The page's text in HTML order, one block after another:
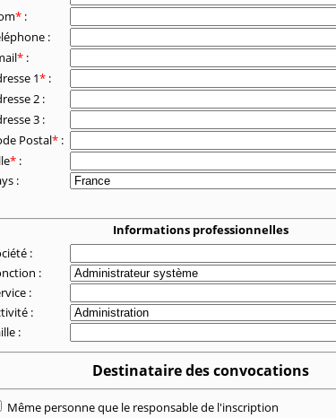
* :
:
* :
1* :
2 :
3 :
Postal* :
* :
:
Informations professionnelles
:
:
:
:
:
Destinataire des convocations
Même personne que le responsable de l'inscription